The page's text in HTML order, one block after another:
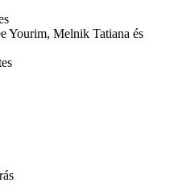
Yourim, Melnik Tatiana és